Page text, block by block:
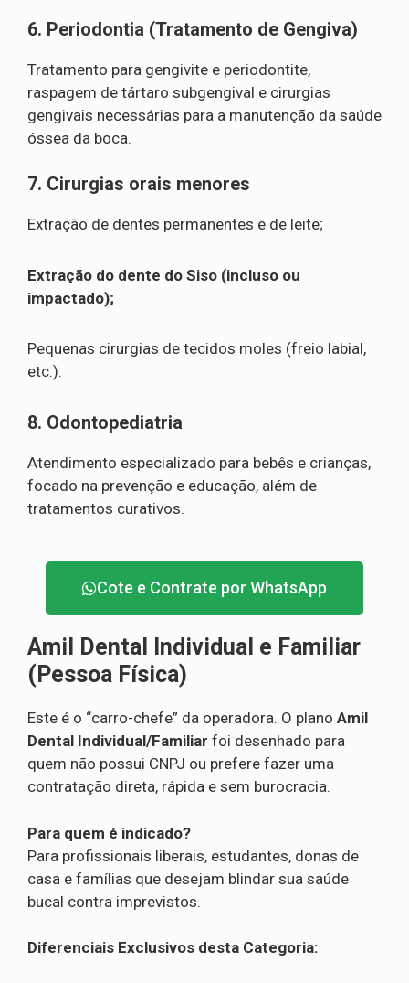
6. Periodontia (Tratamento de Gengiva)
Tratamento para gengivite e periodontite,
raspagem de tártaro subgengival e cirurgias
gengivais necessárias para a manutenção da saúde
óssea da boca.
7. Cirurgias orais menores
Extração de dentes permanentes e de leite;
Extração do dente do Siso (incluso ou
impactado);
Pequenas cirurgias de tecidos moles (freio labial,
etc.).
8. Odontopediatria
Atendimento especializado para bebês e crianças,
focado na prevenção e educação, além de
tratamentos curativos.
Cote e Contrate por WhatsApp
Amil Dental Individual e Familiar
(Pessoa Física)
Este é o “carro-chefe” da operadora. O plano Amil
Dental Individual/Familiar foi desenhado para
quem não possui CNPJ ou prefere fazer uma
contratação direta, rápida e sem burocracia.
Para quem é indicado?
Para profissionais liberais, estudantes, donas de
casa e famílias que desejam blindar sua saúde
bucal contra imprevistos.
Diferenciais Exclusivos desta Categoria: